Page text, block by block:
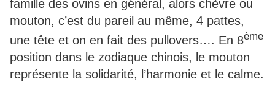
famille des ovins en général, alors chèvre ou
mouton, c’est du pareil au même, 4 pattes,
une tête et on en fait des pullovers…. En 8ème
position dans le zodiaque chinois, le mouton
représente la solidarité, l’harmonie et le calme.